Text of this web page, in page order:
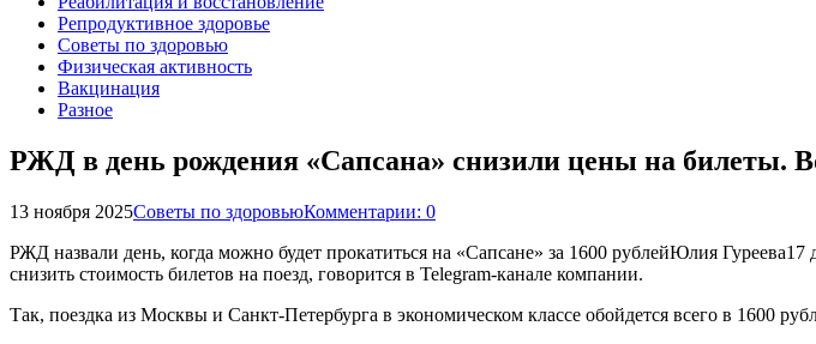
Репродуктивное здоровье
Советы по здоровью
Физическая активность
Вакцинация
Разное
РЖД в день рождения «Сапсана» снизили цены на билеты.
13 ноября 2025Советы по здоровьюКомментарии: 0
РЖД назвали день, когда можно будет прокатиться на «Сапсане» за 1600 рублейЮлия
снизить стоимость билетов на поезд, говорится в Telegram-канале компании.
Так, поездка из Москвы и Санкт-Петербурга в экономическом классе обойдется всего в 1600